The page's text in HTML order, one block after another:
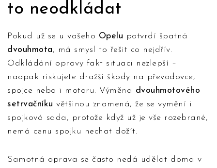
to neodkládat
Pokud už se u vašeho Opelu potvrdí špatná
dvouhmota, má smysl to řešit co nejdřív.
Odkládání opravy fakt situaci nezlepší –
naopak riskujete dražší škody na převodovce,
spojce nebo i motoru. Výměna dvouhmotového
setrvačníku většinou znamená, že se vymění i
spojková sada, protože když už je vše rozebrané,
nemá cenu spojku nechat dožít.
Samotná oprava se často nedá udělat doma v